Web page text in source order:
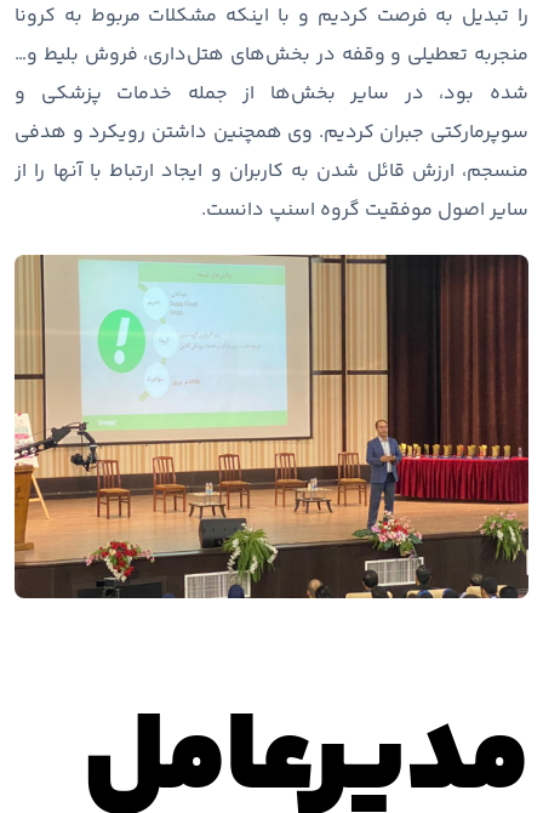
را تبدیل به فرصت کردیم و با اینکه مشکلات مربوط به کرونا
منجربه تعطیلی و وقفه در بخش‌های هتل‌داری، فروش بلیط و…
شده بود، در سایر بخش‌ها از جمله خدمات پزشکی و
سوپرمارکتی جبران کردیم. وی همچنین داشتن رویکرد و هدفی
منسجم، ارزش قائل شدن به کاربران و ایجاد ارتباط با آنها را از
سایر اصول موفقیت گروه اسنپ دانست.
مدیرعامل